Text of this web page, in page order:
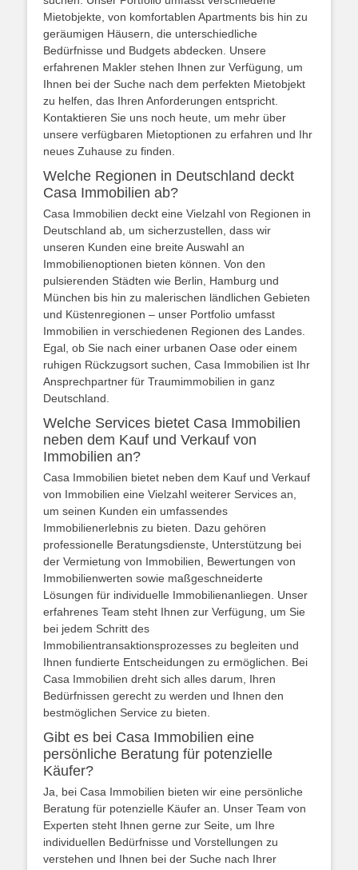
Mietobjekte, von komfortablen Apartments bis hin zu
geräumigen Häusern, die unterschiedliche
Bedürfnisse und Budgets abdecken. Unsere
erfahrenen Makler stehen Ihnen zur Verfügung, um
Ihnen bei der Suche nach dem perfekten Mietobjekt
zu helfen, das Ihren Anforderungen entspricht.
Kontaktieren Sie uns noch heute, um mehr über
unsere verfügbaren Mietoptionen zu erfahren und Ihr
neues Zuhause zu finden.
Welche Regionen in Deutschland deckt
Casa Immobilien ab?
Casa Immobilien deckt eine Vielzahl von Regionen in
Deutschland ab, um sicherzustellen, dass wir
unseren Kunden eine breite Auswahl an
Immobilienoptionen bieten können. Von den
pulsierenden Städten wie Berlin, Hamburg und
München bis hin zu malerischen ländlichen Gebieten
und Küstenregionen – unser Portfolio umfasst
Immobilien in verschiedenen Regionen des Landes.
Egal, ob Sie nach einer urbanen Oase oder einem
ruhigen Rückzugsort suchen, Casa Immobilien ist Ihr
Ansprechpartner für Traumimmobilien in ganz
Deutschland.
Welche Services bietet Casa Immobilien
neben dem Kauf und Verkauf von
Immobilien an?
Casa Immobilien bietet neben dem Kauf und Verkauf
von Immobilien eine Vielzahl weiterer Services an,
um seinen Kunden ein umfassendes
Immobilienerlebnis zu bieten. Dazu gehören
professionelle Beratungsdienste, Unterstützung bei
der Vermietung von Immobilien, Bewertungen von
Immobilienwerten sowie maßgeschneiderte
Lösungen für individuelle Immobilienanliegen. Unser
erfahrenes Team steht Ihnen zur Verfügung, um Sie
bei jedem Schritt des
Immobilientransaktionsprozesses zu begleiten und
Ihnen fundierte Entscheidungen zu ermöglichen. Bei
Casa Immobilien dreht sich alles darum, Ihren
Bedürfnissen gerecht zu werden und Ihnen den
bestmöglichen Service zu bieten.
Gibt es bei Casa Immobilien eine
persönliche Beratung für potenzielle
Käufer?
Ja, bei Casa Immobilien bieten wir eine persönliche
Beratung für potenzielle Käufer an. Unser Team von
Experten steht Ihnen gerne zur Seite, um Ihre
individuellen Bedürfnisse und Vorstellungen zu
verstehen und Ihnen bei der Suche nach Ihrer